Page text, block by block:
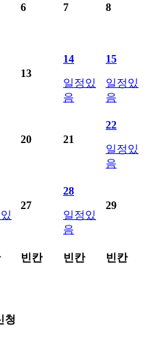
6 7 8
13
14
일정있
음
15
일정있
음
20 21
22
일정있
음
27
28
일정있
음
29
빈칸 빈칸 빈칸
청